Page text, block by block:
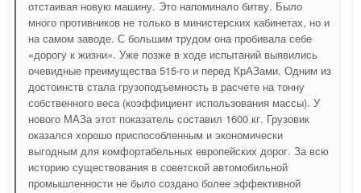
отстаивая новую машину. Это напоминало битву. Было
много противников не только в министерских кабинетах, но и
на самом заводе. С большим трудом она пробивала себе
«дорогу к жизни». Уже позже в ходе испытаний выявились
очевидные преимущества 515-го и перед КрАЗами. Одним из
достоинств стала грузоподъемность в расчете на тонну
собственного веса (коэффициент использования массы). У
нового МАЗа этот показатель составил 1600 кг. Грузовик
оказался хорошо приспособленным и экономически
выгодным для комфортабельных европейских дорог. За всю
историю существования в советской автомобильной
промышленности не было создано более эффективной